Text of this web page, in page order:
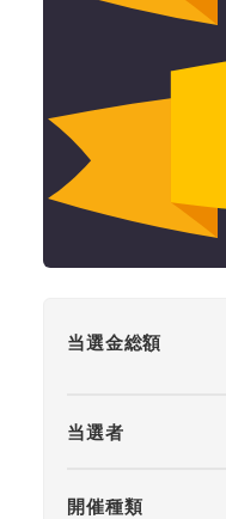
当選金総額
当選者
開催種類